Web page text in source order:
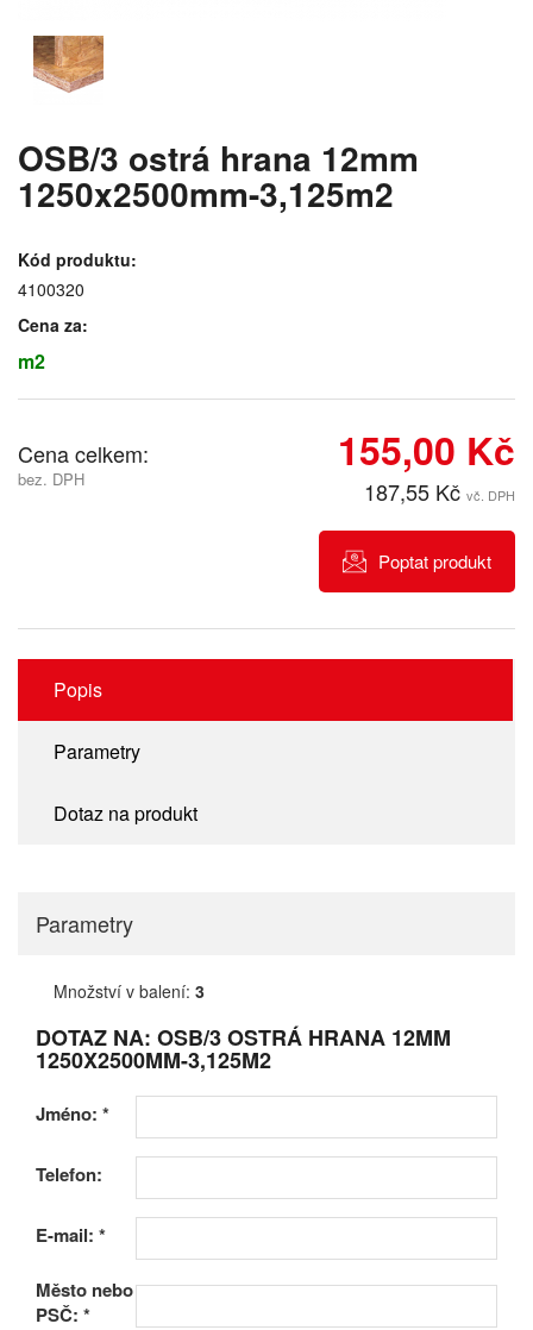
OSB/3 ostrá hrana 12mm
1250x2500mm-3,125m2
Kód produktu:
4100320
Cena za:
m2
Cena celkem:
bez. DPH
155,00 Kč
187,55 Kč vč. DPH
Poptat produkt
Popis
Parametry
Dotaz na produkt
Parametry
Množství v balení: 3
DOTAZ NA: OSB/3 OSTRÁ HRANA 12MM
1250X2500MM-3,125M2
Jméno: *
Telefon:
E-mail: *
Město nebo
PSČ: *